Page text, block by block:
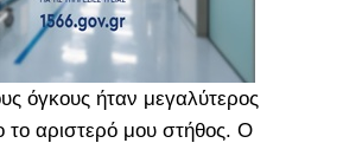
όγκους ήταν μεγαλύτερος
αριστερό μου στήθος. Ο